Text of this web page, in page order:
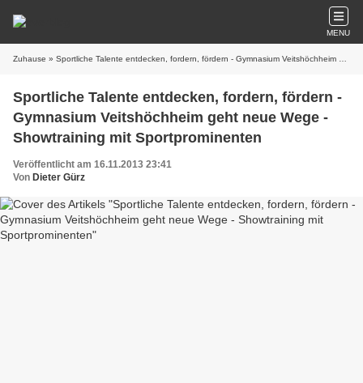
MENU
Zuhause » Sportliche Talente entdecken, fordern, fördern - Gymnasium Veitshöchheim geht neue Wege - Showtraining mit Sportprominenten
Sportliche Talente entdecken, fordern, fördern -
Gymnasium Veitshöchheim geht neue Wege -
Showtraining mit Sportprominenten
Veröffentlicht am 16.11.2013 23:41
Von Dieter Gürz